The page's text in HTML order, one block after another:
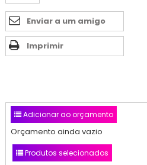
Enviar a um amigo
Imprimir
Adicionar ao orçamento
Orçamento ainda vazio
Produtos selecionados